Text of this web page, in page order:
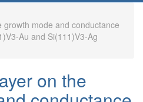
growth mode and conductance
Au and Si(111)V3-Ag
on the